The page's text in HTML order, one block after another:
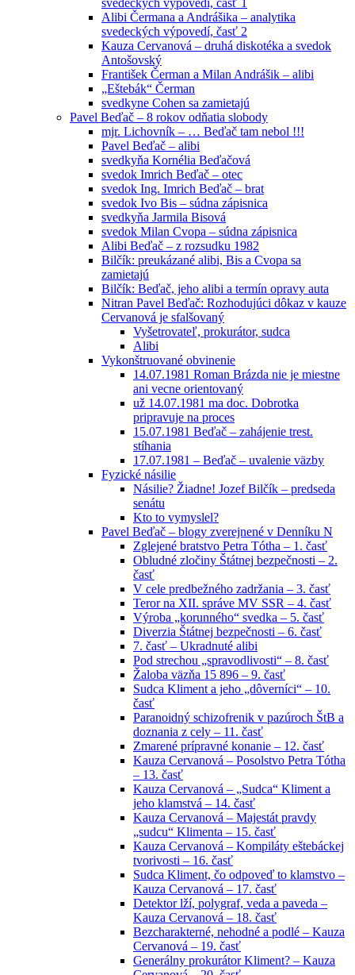
Alibi Čermana a Andrášika – analytika
svedeckých výpovedí, časť 2
Kauza Cervanová – druhá diskotéka a svedok
Antošovský
František Čerman a Milan Andrášik – alibi
„Eštebák“ Čerman
svedkyne Cohen sa zamietajú
Pavel Beďač – 8 rokov odňatia slobody
mjr. Lichovník – … Beďač tam nebol !!!
Pavel Beďač – alibi
svedkyňa Kornélia Beďačová
svedok Imrich Beďač – otec
svedok Ing. Imrich Beďač – brat
svedok Ivo Bis – súdna zápisnica
svedkyňa Jarmila Bisová
svedok Milan Cvopa – súdna zápisnica
Alibi Beďač – z rozsudku 1982
Bilčík: preukázané alibi, Bis a Cvopa sa
zamietajú
Bilčík: Beďač, jeho alibi a termín opravy auta
Nitran Pavel Beďač: Rozhodujúci dôkaz v kauze
Cervanová je sfalšovaný
Vyšetrovateľ, prokurátor, sudca
Alibi
Vykonštruované obvinenie
14.07.1981 Roman Brázda nie je miestne
ani vecne orientovaný
už 14.07.1981 ma doc. Dobrotka
pripravuje na proces
15.07.1981 Beďač – zahájenie trest.
stíhania
17.07.1981 – Beďač – uvalenie väzby
Fyzické násilie
Násilie? Žiadne! Jozef Bilčík – predseda
senátu
Kto to vymyslel?
Pavel Beďač – blogy zverejnené v Denníku N
Zglejené bratstvo Petra Tótha – 1. časť
Obludné zločiny Štátnej bezpečnosti – 2.
časť
V cele predbežného zadržania – 3. časť
Teror na XII. správe MV SSR – 4. časť
Výroba „korunného“ svedka – 5. časť
Diverzia Štátnej bezpečnosti – 6. časť
7. časť – Ukradnuté alibi
Pod strechou „spravodlivosti“ – 8. časť
Žaloba väzňa 15 896 – 9. časť
Sudca Kliment a jeho „dôverníci“ – 10.
časť
Paranoidný schizofrenik v pazúroch ŠtB a
doznania z cely – 11. časť
Zmarené prípravné konanie – 12. časť
Kauza Cervanová – Posolstvo Petra Tótha
– 13. časť
Kauza Cervanová – „Sudca“ Kliment a
jeho klamstvá – 14. časť
Kauza Cervanová – Majestát pravdy
„sudcu“ Klimenta – 15. časť
Kauza Cervanová – Kompiláty eštebáckej
tvorivosti – 16. časť
Sudca Kliment, čo odpoveď to klamstvo –
Kauza Cervanová – 17. časť
Detektor lží, polygraf, veda a paveda –
Kauza Cervanová – 18. časť
Bezcharakterné, nehodné a podlé – Kauza
Cervanová – 19. časť
Generálny prokurátor Kliment? – Kauza